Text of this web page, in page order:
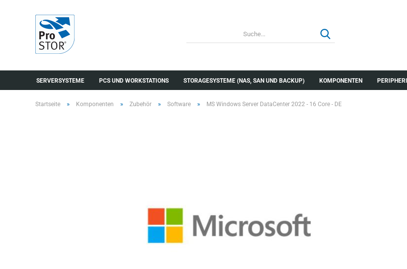
SERVERSYSTEME PCS UND WORKSTATIONS STORAGESYSTEME (NAS, SAN UND BACKUP) KOMPONENTEN
Startseite » Komponenten » Zubehör » Software » MS Windows Server DataCenter 2022 - 16 Core - DE